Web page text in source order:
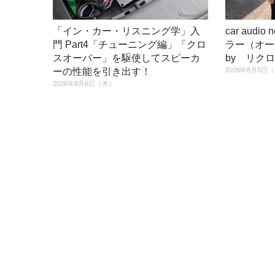
「イン・カー・リスニング学」入
門 Part4「チューニング編」「クロ
スオーバー」を駆使してスピーカ
ーの性能を引き出す！
2026年8月6日（木）
car audio
ラー（オ
by リクロ
2026年8月5日